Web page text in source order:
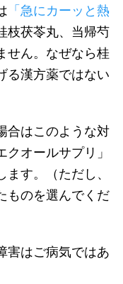
「急にカーッと熱
枝茯苓丸、当帰芍
せん。なぜなら桂
る漢方薬ではない
合はこのような対
オールサプリ」
す。（ただし、
ものを選んでくだ
害はご病気ではあ